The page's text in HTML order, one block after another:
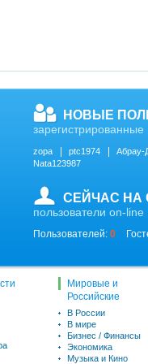
НОВЫЕ
зарегистрированные
zopa ptc1974
Абрау-
Nata123987
СЕЙЧАС НА
пользователи on-line
Пользователей: 0
Мировые и
Российские
В России
В мире
Бизнес / Финансы
Экономика
Музыка и Кино